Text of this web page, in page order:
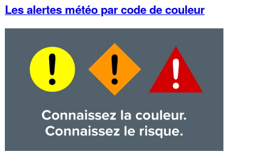
Les alertes météo par code de couleur